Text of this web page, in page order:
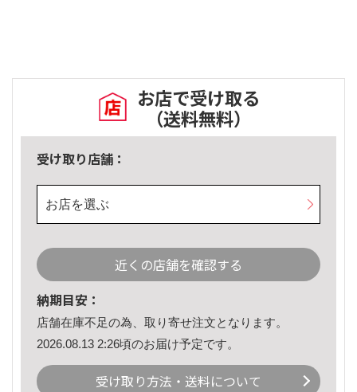
お店で受け取る
（送料無料）
受け取り店舗：
お店を選ぶ
近くの店舗を確認する
納期目安：
店舗在庫不足の為、取り寄せ注文となります。
2026.08.13 2:26頃のお届け予定です。
受け取り方法・送料について